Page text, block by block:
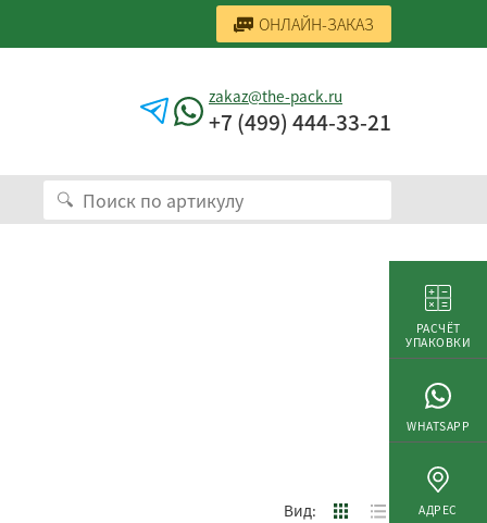
ОНЛАЙН-ЗАКАЗ
zakaz@the-pack.ru
+7 (499) 444-33-21
Вид:
РАСЧЁТ
УПАКОВКИ
WHATSAPP
АДРЕС